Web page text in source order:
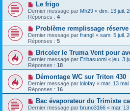
Le frigo
Dernier message par Mh29 « dim. 13 juil.
Réponses : 4
Problème remplissage réserve
Dernier message par frangil « sam. 5 juil.
Réponses : 5
Bricoler le Truma Vent pour
Dernier message par Eribasuomi « jeu. 3
Réponses : 18
Démontage WC sur Triton 430
Dernier message par lolofay « mar. 13
Réponses : 16
Bac évaporateur du Trimixte
Dernier message par bruno3166 « mar.